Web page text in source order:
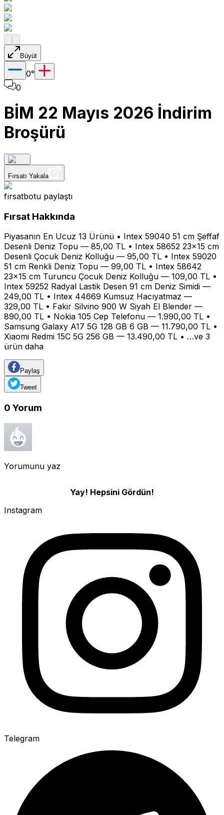
Büyüt
0°
0
BİM 22 Mayıs 2026 İndirim
Broşürü
Fırsatı Yakala
fırsatbotu paylaştı
Fırsat Hakkında
Piyasanın En Ucuz 13 Ürünü • Intex 59040 51 cm Şeffaf
Desenli Deniz Topu — 85,00 TL • Intex 58652 23x15 cm
Desenli Çocuk Deniz Kolluğu — 95,00 TL • Intex 59020
51 cm Renkli Deniz Topu — 99,00 TL • Intex 58642
23x15 cm Turuncu Çocuk Deniz Kolluğu — 109,00 TL •
Intex 59252 Radyal Lastik Desen 91 cm Deniz Simidi —
249,00 TL • Intex 44669 Kumsuz Hacıyatmaz —
329,00 TL • Fakir Silvino 900 W Siyah El Blender —
890,00 TL • Nokia 105 Cep Telefonu — 1.990,00 TL •
Samsung Galaxy A17 5G 128 GB 6 GB — 11.790,00 TL •
Xiaomi Redmi 15C 5G 256 GB — 13.490,00 TL • …ve 3
ürün daha
Paylaş
Tweet
0 Yorum
Yorumunu yaz
Yay! Hepsini Gördün!
Instagram
Telegram